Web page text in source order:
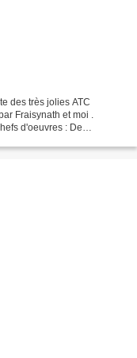
des très jolies ATC
Fraisynath et moi .
d'oeuvres : De